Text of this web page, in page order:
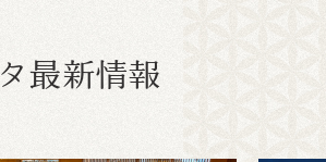
タ最新情報